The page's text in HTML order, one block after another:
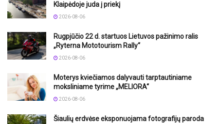
Klaipėdoje juda į priekį
2026-08-06
Rugpjūčio 22 d. startuos Lietuvos pažinimo ralis
„Ryterna Mototourism Rally“
2026-08-06
Moterys kviečiamos dalyvauti tarptautiniame
moksliniame tyrime „MELIORA“
2026-08-06
Šiaulių erdvėse eksponuojama fotografijų paroda